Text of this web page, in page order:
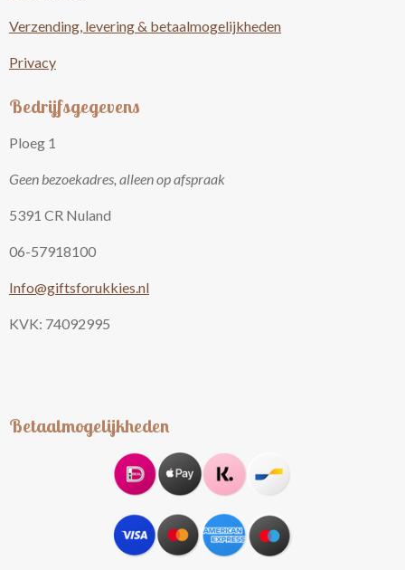
Verzending, levering & betaalmogelijkheden
Privacy
Bedrijfsgegevens
Ploeg 1
Geen bezoekadres, alleen op afspraak
5391 CR Nuland
06-57918100
Info@giftsforukkies.nl
KVK: 74092995
Betaalmogelijkheden